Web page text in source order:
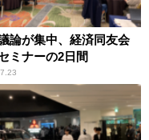
論が集中、経済同友会
ミナーの2日間